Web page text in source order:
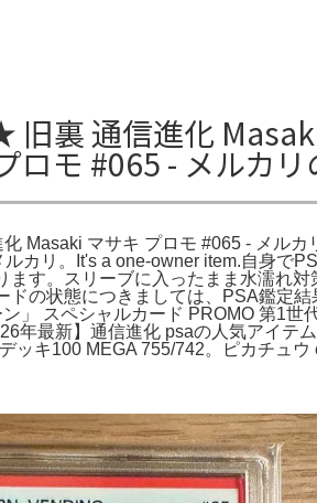
旧裏 通信進化
ロモ #065 - メルカ
Masaki マサキ プロモ #065 - メル
カリ。It's a one-owner item.自身で
ます。スリーブに入ったまま水濡れ
ドの状態につきましては、PSA鑑定
」 スペシャルカード PROMO 第1
年最新】通信進化 psaの人気アイ
キ100 MEGA 755/742。ピカチュウ